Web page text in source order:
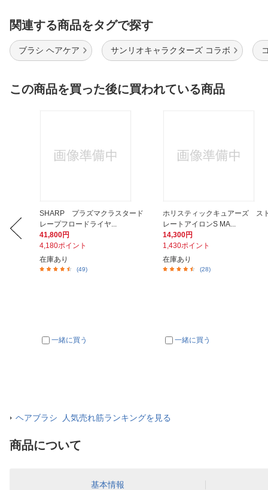
関連する商品をタグで探す
ブラシ ヘアケア サンリオキャラクターズ コラボ
この商品を買った後に買われている商品
SHARP プラズマクラスタード
レープフロードライヤ...
41,800円
4,180ポイント
在庫あり
(49)
一緒に買う
ホリスティックキュアーズ スト
レートアイロンS MA...
14,300円
1,430ポイント
在庫あり
(28)
一緒に買う
ヘアブラシ 人気売れ筋ランキングを見る
商品について
基本情報